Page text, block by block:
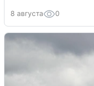
8 августа 0